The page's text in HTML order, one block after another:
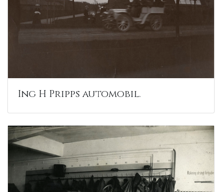
Ing H Pripps automobil.